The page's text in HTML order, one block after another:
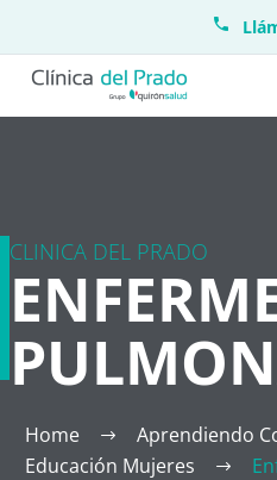
CLINICA DEL PRADO
Home
Aprendiendo
Educación Mujeres